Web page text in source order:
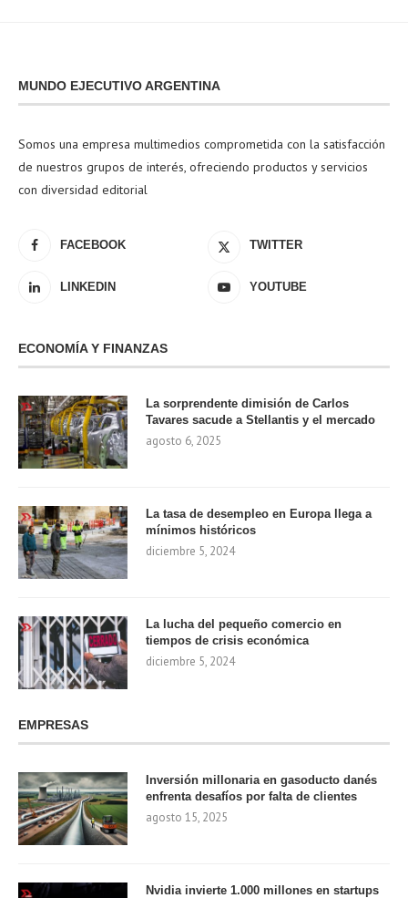
MUNDO EJECUTIVO ARGENTINA
Somos una empresa multimedios comprometida con la satisfacción
de nuestros grupos de interés, ofreciendo productos y servicios
con diversidad editorial
FACEBOOK TWITTER
LINKEDIN YOUTUBE
ECONOMÍA Y FINANZAS
La sorprendente dimisión de Carlos
Tavares sacude a Stellantis y el mercado
agosto 6, 2025
La tasa de desempleo en Europa llega a
mínimos históricos
diciembre 5, 2024
La lucha del pequeño comercio en
tiempos de crisis económica
diciembre 5, 2024
EMPRESAS
Inversión millonaria en gasoducto danés
enfrenta desafíos por falta de clientes
agosto 15, 2025
Nvidia invierte 1.000 millones en startups